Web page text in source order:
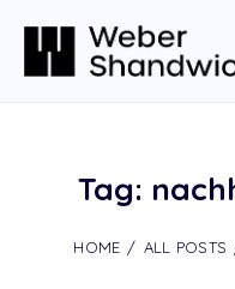
Tag:
HOME ALL POSTS